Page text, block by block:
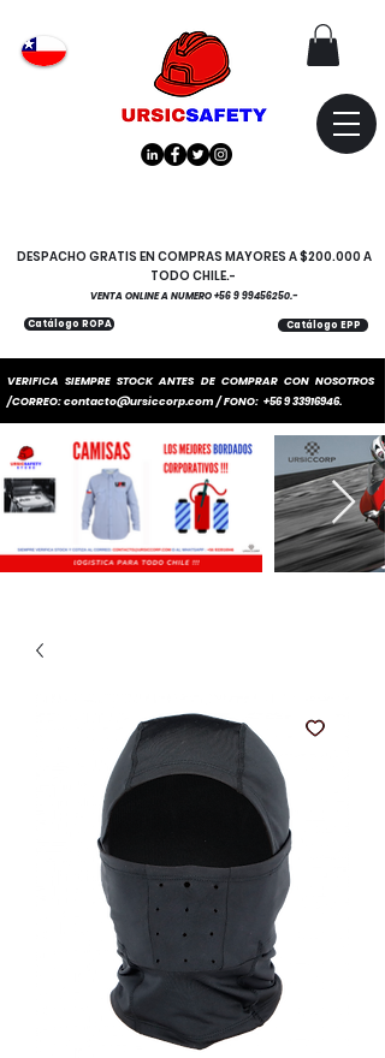
VERIFICA SIEMPRE STOCK ANTES DE COMPRAR CON NOSOTROS
/CORREO:contacto@ursiccorp.com/ FONO: +56 9 33916946.
Catálogo EPP
Catálogo ROPA
DESPACHO GRATIS EN COMPRAS MAYORES A $200.000 A
TODO CHILE.-
VENTA ONLINE A NUMERO+56 9 99456250.-